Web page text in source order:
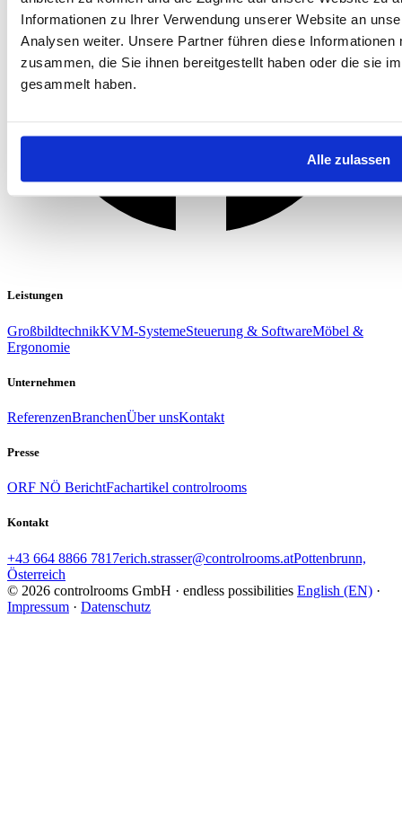
Informationen zu Ihrer Verwendung unserer Website an
Analysen weiter. Unsere Partner führen diese
zusammen, die Sie ihnen bereitgestellt haben oder die sie
gesammelt haben.
Alle zulassen
Leistungen
GroßbildtechnikKVM-SystemeSteuerung & SoftwareMöbel &
Ergonomie
Unternehmen
ReferenzenBranchenÜber unsKontakt
Presse
ORF NÖ BerichtFachartikel controlrooms
Kontakt
+43 664 8866 7817erich.strasser@controlrooms.atPottenbrunn,
Österreich
© 2026 controlrooms GmbH · endless possibilities English (EN) ·
Impressum · Datenschutz